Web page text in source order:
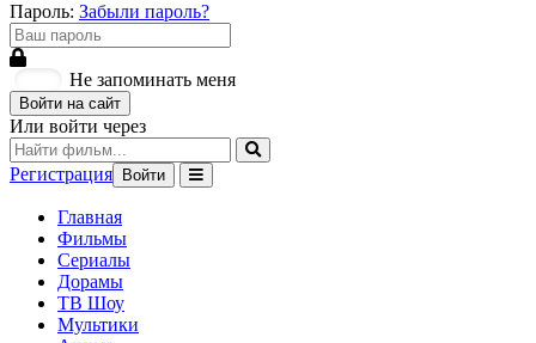
Пароль: Забыли пароль?
Не запоминать меня
Войти на сайт
Или войти через
Регистрация Войти
Главная
Фильмы
Сериалы
Дорамы
ТВ Шоу
Мультики